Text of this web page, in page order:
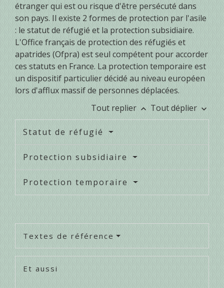
étranger qui est ou risque d'être persécuté dans
son pays. Il existe 2 formes de protection par l'asile
: le statut de réfugié et la protection subsidiaire.
L'Office français de protection des réfugiés et
apatrides (Ofpra) est seul compétent pour accorder
ces statuts en France. La protection temporaire est
un dispositif particulier décidé au niveau européen
lors d'afflux massif de personnes déplacées.
Tout replier keyboard_arrow_up Tout déplier keyboard_arrow_down
Statut de réfugié
Protection subsidiaire
Protection temporaire
Textes de référence
Et aussi